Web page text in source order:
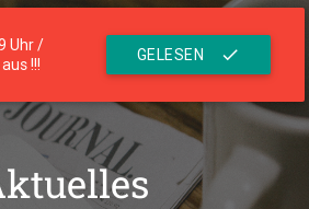
Uhr /
!!!
GELESEN check
Residenz